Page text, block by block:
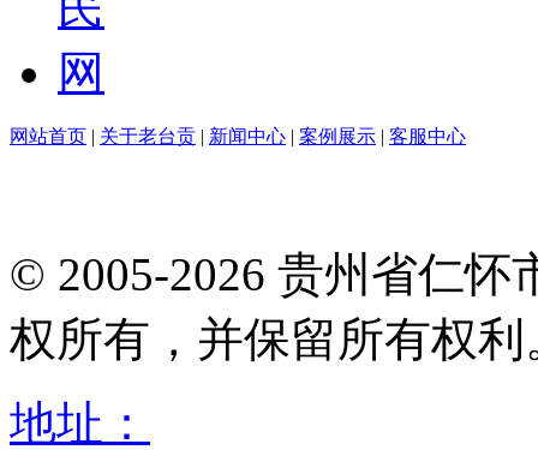
网站首页 | 关于老台贡 | 新闻中心 | 案例展示 | 客服中心
© 2005-2026 贵州省仁
权所有，并保留所有权
地址：